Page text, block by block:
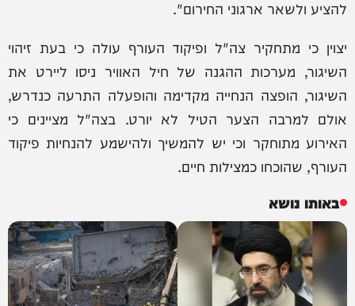
להציע ולשאר ארגוני החירום".
יצוין כי מתחקיר צה"ל ופיקוד העורף עולה כי בעת זיהוי
השיגור, מערכות ההגנה של חיל האוויר ניסו ליירט את
השיגור, הופצה הנחייה מקדימה והופעלה התרעה כנדרש,
אולם למרבה הצער הטיל לא יורט. בצה"ל מציינים כי
האירוע מתוחקר וכי יש להמשיך ולהישמע להנחיות פיקוד
העורף, שהוכחו כמצילות חיים.
באותו נושא